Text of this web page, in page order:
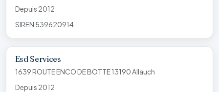
Depuis 2012
SIREN 539620914
Esd Services
1639 ROUTE ENCO DE BOTTE 13190 Allauch
Depuis 2012